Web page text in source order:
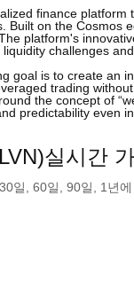
finance
Built on the Cosmos
platform's
challenges
goal is to create an
trading
the concept of
predictability even
실시간
일, 60일, 90일, 1년